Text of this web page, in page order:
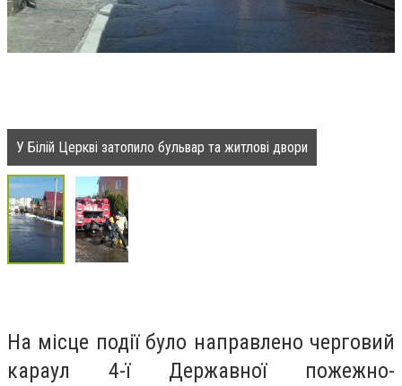
У Білій Церкві затопило бульвар та житлові двори
На місце події було направлено черговий
караул 4-ї Державної пожежно-